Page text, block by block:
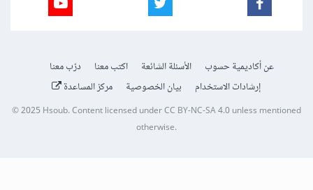
عن أكاديمية حسوب الأسئلة الشائعة اكتب معنا
درّب معنا
إرشادات الاستخدام
بيان الخصوصية مركز المساعدة
© 2025 Hsoub.Content licensed underCC BY-NC-SA 4.0unless mentioned
otherwise.